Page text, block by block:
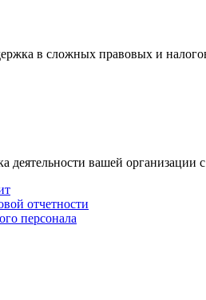
в сложных правовых и
деятельности вашей
отчетности
персонала